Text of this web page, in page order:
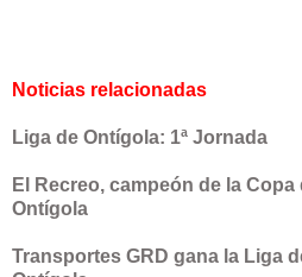
Noticias relacionadas
Liga de Ontígola: 1ª Jornada
El Recreo, campeón de la
Ontígola
Transportes GRD gana la Liga